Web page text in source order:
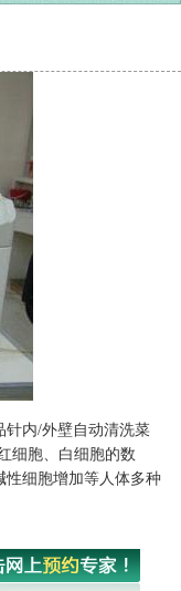
针内/外壁自动清洗菜
细胞、白细胞的数
性细胞增加等人体多种